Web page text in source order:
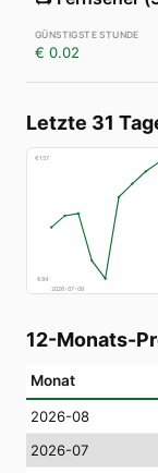
€ 0.02
Letzte 31
€157
€84
2026-07-08
12-Monats-
Monat
2026-08
2026-07